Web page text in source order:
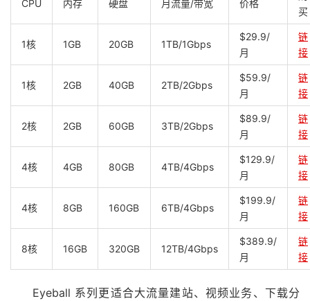
CPU 内存 硬盘 月流量/带宽 价格
买
1核 1GB 20GB 1TB/1Gbps
$29.9/
月
链
接
1核 2GB 40GB 2TB/2Gbps
$59.9/
月
链
接
2核 2GB 60GB 3TB/2Gbps
$89.9/
月
链
接
4核 4GB 80GB 4TB/4Gbps
$129.9/
月
链
接
4核 8GB 160GB 6TB/4Gbps
$199.9/
月
链
接
8核 16GB 320GB 12TB/4Gbps
$389.9/
月
链
接
Eyeball 系列更适合大流量建站、视频业务、下载分